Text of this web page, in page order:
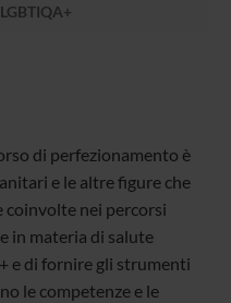
di perfezionamento è
e le altre figure che
coinvolte nei percorsi
in materia di salute
e di fornire gli strumenti
le competenze e le